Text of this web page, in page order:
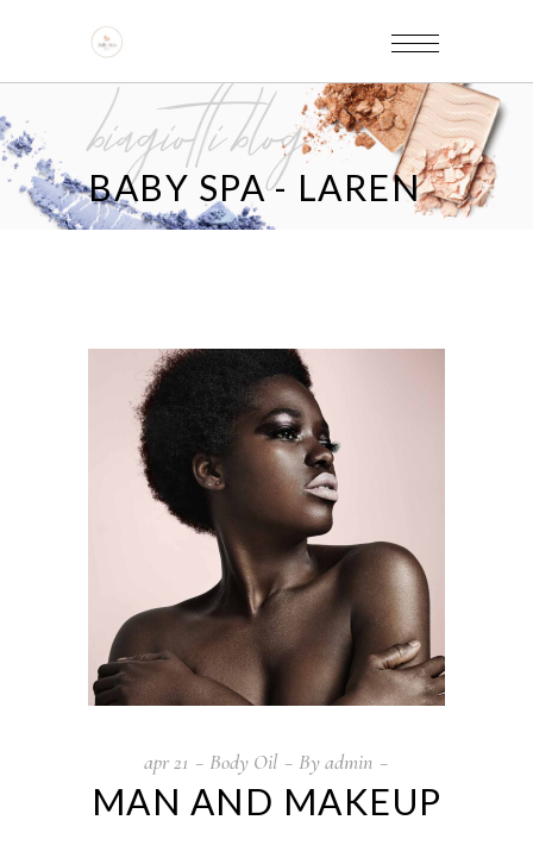
biagiotti blog
BABY SPA - LAREN
apr21 Body Oil Byadmin
MAN AND MAKEUP